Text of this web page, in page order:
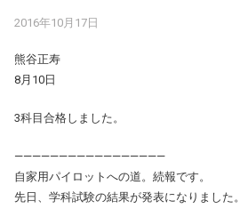
2016年10月17日
熊谷正寿
8月10日
3科目合格しました。
—————————————————
自家用パイロットへの道。続報です。
先日、学科試験の結果が発表になりました。